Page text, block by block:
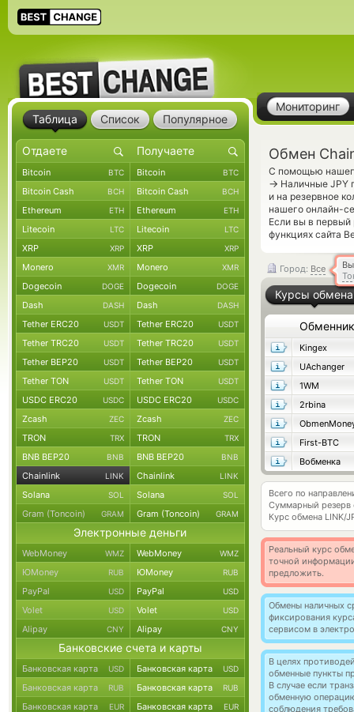
Мониторинг
Обмен
С помощью
→ Наличные JPY
и на резервное
нашего онлайн-
Если вы в первый
функциях сайта
Город: Все
Курсы обмена
Обменник
Kingex
UAchanger
1WM
2rbina
First-BTC
Вобменка
Всего по
Суммарный резерв
Курс обмена LINK/
Реальный курс
точной
предложить.
Обмены наличных
фиксирования
сервисом в
В целях
обменные пункты
В случае если
обменную
соблюдения
Таблица Список Популярное
Bitcoin BTC Bitcoin BTC
Bitcoin Cash BCH Bitcoin Cash BCH
Ethereum ETH Ethereum ETH
Litecoin LTC Litecoin LTC
XRP XRP XRP XRP
Monero XMR Monero XMR
Dogecoin DOGE Dogecoin DOGE
Dash DASH Dash DASH
Tether ERC20 USDT Tether ERC20 USDT
Tether TRC20 USDT Tether TRC20 USDT
Tether BEP20 USDT Tether BEP20 USDT
Tether TON USDT Tether TON USDT
USDC ERC20 USDC USDC ERC20 USDC
Zcash ZEC Zcash ZEC
TRON TRX TRON TRX
BNB BEP20 BNB BNB BEP20 BNB
Chainlink LINK Chainlink LINK
Solana SOL Solana SOL
Gram (Toncoin) GRAM Gram (Toncoin) GRAM
Электронные деньги
WebMoney WMZ WebMoney WMZ
ЮMoney RUB ЮMoney RUB
PayPal USD PayPal USD
Volet USD Volet USD
Alipay CNY Alipay CNY
Банковские счета и карты
Банковская карта USD Банковская карта USD
Банковская карта RUB Банковская карта RUB
Банковская карта EUR Банковская карта EUR